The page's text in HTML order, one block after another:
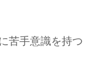
苦手意識を持つ